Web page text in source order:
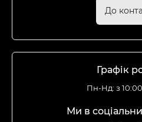
До
Графік
Пн-Нд: з
Ми в